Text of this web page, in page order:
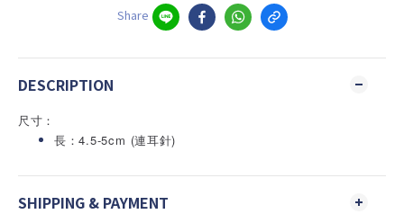
Share
DESCRIPTION
尺寸：
長：4.5-5cm (連耳針)
SHIPPING & PAYMENT